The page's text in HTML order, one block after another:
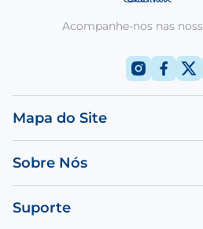
Acompanhe-nos nas
Mapa do Site
Sobre Nós
Suporte